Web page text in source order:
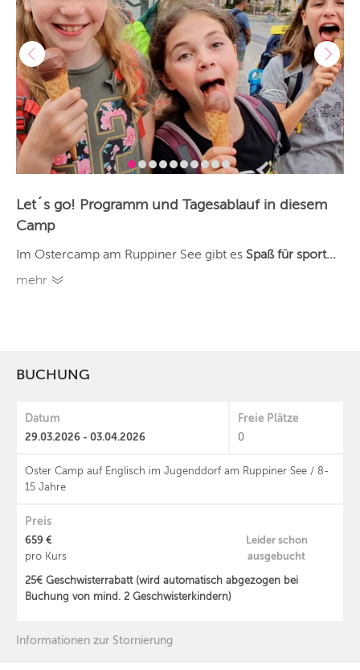
Let´s go! Programm und Tagesablauf in diesem
Camp
Im Ostercamp am Ruppiner See gibt es Spaß für sport...
mehr
BUCHUNG
Datum
29.03.2026 - 03.04.2026
Oster Camp auf Englisch im Jugenddorf am Ruppiner See / 8-
15 Jahre
Freie Plätze
0
Preis
659 €
pro Kurs
Leider schon
ausgebucht
25€ Geschwisterrabatt (wird automatisch abgezogen bei
Buchung von mind. 2 Geschwisterkindern)
Informationen zur Stornierung